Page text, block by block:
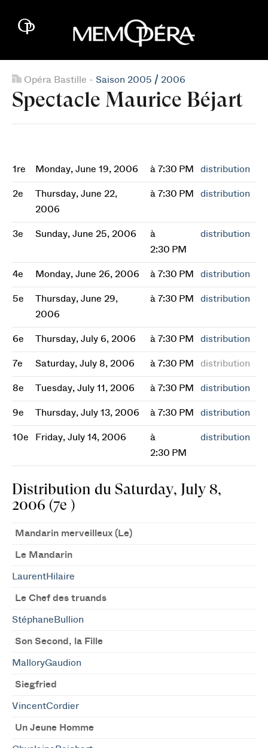
Opéra Bastille - Saison 2005 / 2006
Spectacle Maurice Béjart
1re Monday, June 19, 2006 à 7:30 PM distribution
2e
Thursday, June 22,
2006
à 7:30 PM distribution
3e Sunday, June 25, 2006
à
2:30 PM
distribution
4e Monday, June 26, 2006 à 7:30 PM distribution
5e
Thursday, June 29,
2006
à 7:30 PM distribution
6e Thursday, July 6, 2006 à 7:30 PM distribution
7e Saturday, July 8, 2006 à 7:30 PM distribution
8e Tuesday, July 11, 2006 à 7:30 PM distribution
9e Thursday, July 13, 2006 à 7:30 PM distribution
10e Friday, July 14, 2006
à
2:30 PM
distribution
Distribution du Saturday, July 8,
2006 (7e )
Mandarin merveilleux (Le)
Le Mandarin
LaurentHilaire
Le Chef des truands
StéphaneBullion
Son Second, la Fille
MalloryGaudion
Siegfried
VincentCordier
Un Jeune Homme